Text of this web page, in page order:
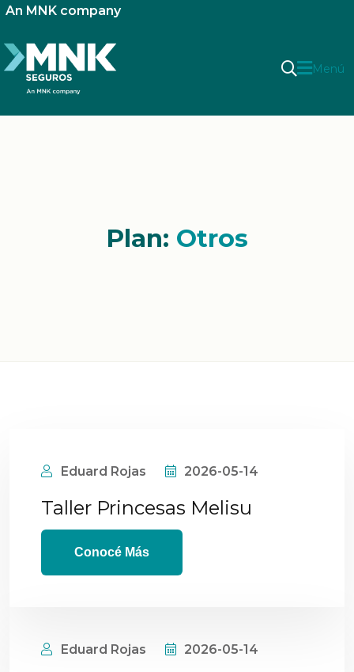
An MNK company
Menú
Plan: Otros
Eduard Rojas 2026-05-14
Taller Princesas Melisu
Conocé Más
Eduard Rojas 2026-05-14